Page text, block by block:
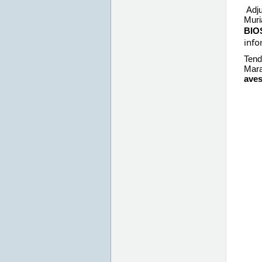
2023